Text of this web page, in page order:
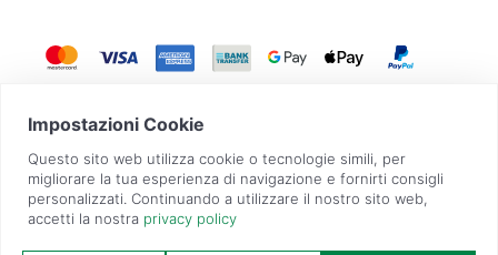
GadgetZilla è un Brand di Overbi S.r.l.| realizzato conContit | © 2026 Tutti
i diritti riservati | P.IVA: 09351560967